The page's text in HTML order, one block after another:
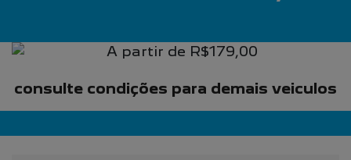
consulte condições para demais veiculos